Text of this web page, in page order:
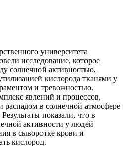
университета
исследование, которое
солнечной активностью,
кислорода тканями у
и тревожностью.
явлений и процессов,
распадом в солнечной атмосфере
показали, что в
активности у людей
в сыворотке крови и
кислород.